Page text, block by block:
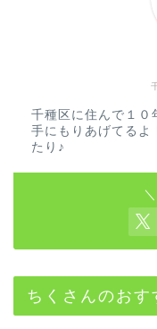
千種区に住んで１０
手にもりあげてるよ
たり♪
ちくさんのおす